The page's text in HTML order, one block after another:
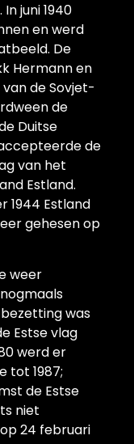
juni 1940
en werd
De
Hermann en
de Sovjet-
de
Duitse
de
van het
Estland.
1944 Estland
gehesen op
weer
was
Estse vlag
werd er
tot 1987;
de Estse
niet
24 februari